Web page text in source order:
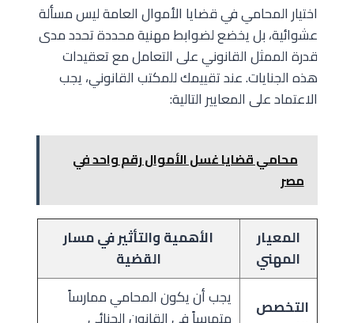
اختيار المحامي في قضايا الأموال العامة ليس مسألة
عشوائية، بل يخضع لضوابط مهنية محددة تحدد مدى
قدرة الممثل القانوني على التعامل مع تعقيدات
هذه الجنايات. عند تقييمك للمكتب القانوني، يجب
الاعتماد على المعايير التالية:
محامي قضايا غسل الأموال رقم واحد في
مصر
المعيار
المهني
الأهمية والتأثير في مسار
القضية
التخصص
يجب أن يكون المحامي ممارساً